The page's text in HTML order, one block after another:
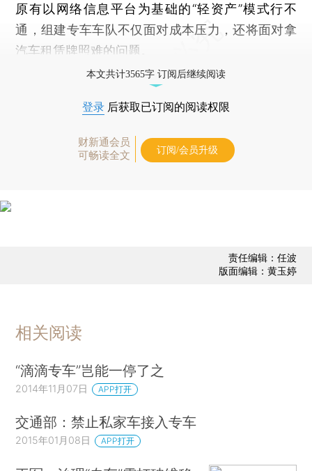
原有以网络信息平台为基础的“轻资产”模式行不
通，组建专车车队不仅面对成本压力，还将面对拿
汽车租赁牌照难的问题。
本文共计3565字 订阅后继续阅读
登录 后获取已订阅的阅读权限
财新通会员
可畅读全文
订阅/会员升级
责任编辑：任波
版面编辑：黄玉婷
相关阅读
“滴滴专车”岂能一停了之
2014年11月07日 APP打开
交通部：禁止私家车接入专车
2015年01月08日 APP打开